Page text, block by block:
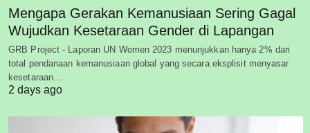
Mengapa Gerakan Kemanusiaan Sering Gagal
Wujudkan Kesetaraan Gender di Lapangan
GRB Project - Laporan UN Women 2023 menunjukkan hanya 2% dari
total pendanaan kemanusiaan global yang secara eksplisit menyasar
kesetaraan…
2 days ago